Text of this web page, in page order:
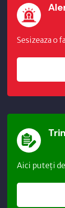
Sesizeaza o
Aici puteți